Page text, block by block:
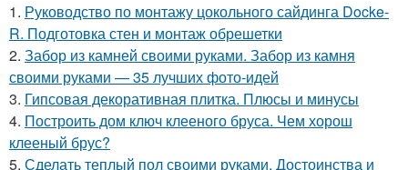
1. Руководство по монтажу цокольного сайдинга Docke-
R. Подготовка стен и монтаж обрешетки
2. Забор из камней своими руками. Забор из камня
своими руками — 35 лучших фото-идей
3. Гипсовая декоративная плитка. Плюсы и минусы
4. Построить дом ключ клееного бруса. Чем хорош
клееный брус?
5. Сделать теплый пол своими руками. Достоинства и